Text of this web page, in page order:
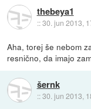
thebeya1
::30. jun 2013,
Aha, torej še nebom
resnično, da imajo
šernk
::30. jun 2013,